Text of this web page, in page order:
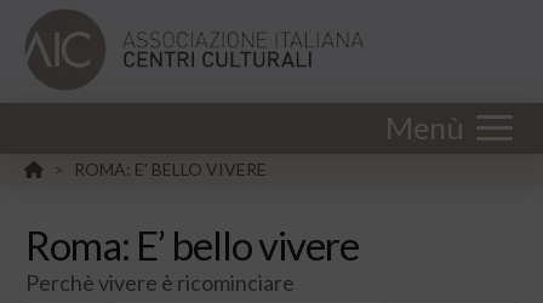
Menù
HOME
> ROMA: E' BELLO VIVERE
Roma: E’ bello vivere
Perchè vivere è ricominciare